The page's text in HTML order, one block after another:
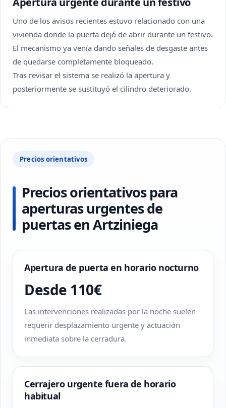
Uno de los avisos recientes estuvo relacionado con una
vivienda donde la puerta dejó de abrir durante un festivo.
El mecanismo ya venía dando señales de desgaste antes
de quedarse completamente bloqueado.
Tras revisar el sistema se realizó la apertura y
posteriormente se sustituyó el cilindro deteriorado.
Precios orientativos
Precios orientativos para
aperturas urgentes de
puertas en Artziniega
Apertura de puerta en horario nocturno
Desde 110€
Las intervenciones realizadas por la noche suelen
requerir desplazamiento urgente y actuación
inmediata sobre la cerradura.
Cerrajero urgente fuera de horario
habitual